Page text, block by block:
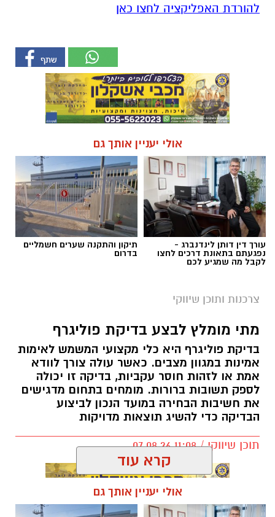
להורדת האפליקציה לחצו כאן
אולי יעניין אותך גם
עורך דין דותן לינדנברג -
נפגעתם בתאונת דרכים לחצו
לקבל מה שמגיע לכם
תיקון והתקנה שערים חשמליים
בדרום
צרכנות ותוכן שיווקי
מתי מומלץ לבצע בדיקת פוליגרף
בדיקת פוליגרף היא כלי מקצועי המשמש לאימות
אמינות במגוון מצבים. כאשר עולה צורך לוודא
אמת או לזהות חוסר עקביות, בדיקה זו יכולה
לספק תשובות ברורות. מומחים בתחום מדגישים
את חשיבות הבחירה במועד הנכון לביצוע
הבדיקה כדי להשיג תוצאות מדויקות
תוכן שיווקי / 11:08 07.08.26
קרא עוד
אולי יעניין אותך גם